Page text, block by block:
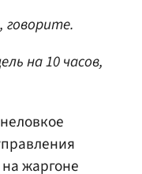
на 10 часов,
жаргоне